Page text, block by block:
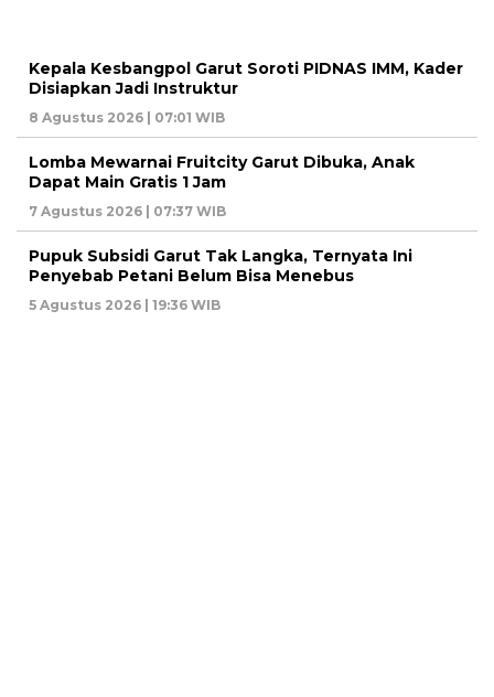
Kepala Kesbangpol Garut Soroti PIDNAS IMM, Kader
Disiapkan Jadi Instruktur
8 Agustus 2026 | 07:01 WIB
Lomba Mewarnai Fruitcity Garut Dibuka, Anak
Dapat Main Gratis 1 Jam
7 Agustus 2026 | 07:37 WIB
Pupuk Subsidi Garut Tak Langka, Ternyata Ini
Penyebab Petani Belum Bisa Menebus
5 Agustus 2026 | 19:36 WIB